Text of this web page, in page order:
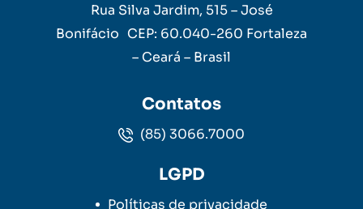
Rua Silva Jardim, 515 – José
Bonifácio CEP: 60.040-260 Fortaleza
– Ceará – Brasil
Contatos
(85) 3066.7000
LGPD
Políticas de privacidade